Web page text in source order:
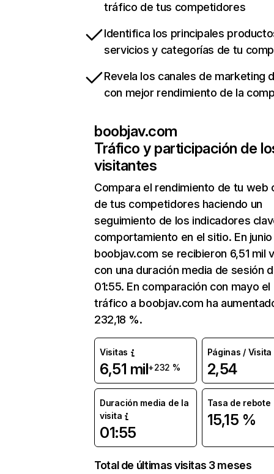
tráfico de tus competidores
Identifica los principales
servicios y categorías de tu
Revela los canales de marketing
con mejor rendimiento de la
boobjav.com
Tráfico y participación de
visitantes
Compara el rendimiento de tu web
de tus competidores haciendo un
seguimiento de los indicadores
comportamiento en el sitio. En junio
boobjav.com se recibieron 6,51 mil
con una duración media de sesión
01:55. En comparación con mayo el
tráfico a boobjav.com ha
232,18 %.
Visitas
6,51 mil+232 %
Páginas / Visita
2,54
Duración media de la
visita
01:55
Tasa de rebote
15,15 %
Total de últimas visitas 3 meses